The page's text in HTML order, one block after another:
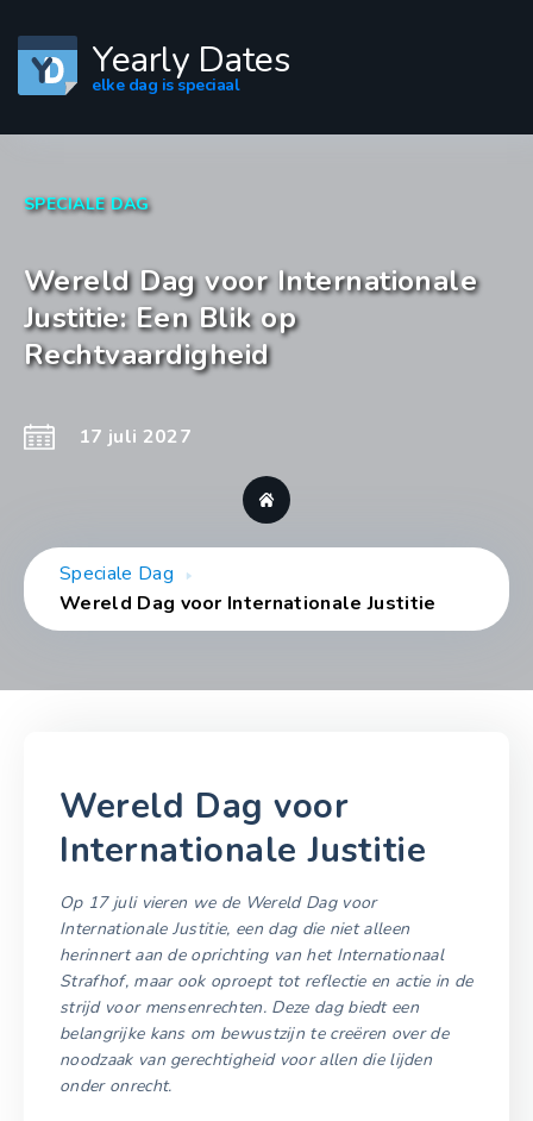
Yearly Dates
elke dag is speciaal
SPECIALE DAG
Wereld Dag voor Internationale
Justitie: Een Blik op
Rechtvaardigheid
17 juli 2027
Speciale Dag
Wereld Dag voor Internationale Justitie
Wereld Dag voor
Internationale Justitie
Op 17 juli vieren we de Wereld Dag voor
Internationale Justitie, een dag die niet alleen
herinnert aan de oprichting van het Internationaal
Strafhof, maar ook oproept tot reflectie en actie in de
strijd voor mensenrechten. Deze dag biedt een
belangrijke kans om bewustzijn te creëren over de
noodzaak van gerechtigheid voor allen die lijden
onder onrecht.